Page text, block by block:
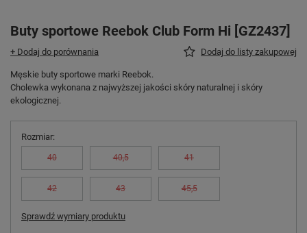
Buty sportowe Reebok Club Form Hi [GZ2437]
+ Dodaj do porównania Dodaj do listy zakupowej
Męskie buty sportowe marki Reebok.
Cholewka wykonana z najwyższej jakości skóry naturalnej i skóry
ekologicznej.
Rozmiar
40 40,5 41
42 43 45,5
Sprawdź wymiary produktu